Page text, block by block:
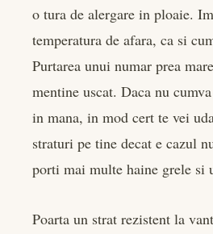
o tura de alergare in ploaie.
temperatura de afara, ca si
Purtarea unui numar prea
mentine uscat. Daca nu
in mana, in mod cert te vei
straturi pe tine decat e cazul
porti mai multe haine grele si
Poarta un strat rezistent la